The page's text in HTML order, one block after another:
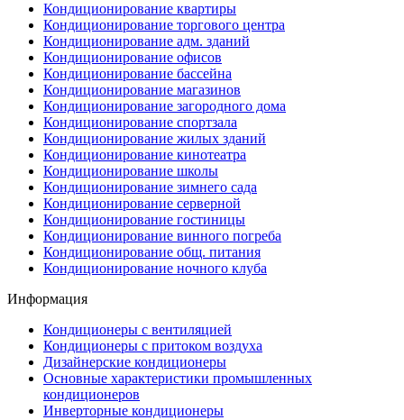
Кондиционирование квартиры
Кондиционирование торгового центра
Кондиционирование адм. зданий
Кондиционирование офисов
Кондиционирование бассейна
Кондиционирование магазинов
Кондиционирование загородного дома
Кондиционирование спортзала
Кондиционирование жилых зданий
Кондиционирование кинотеатра
Кондиционирование школы
Кондиционирование зимнего сада
Кондиционирование серверной
Кондиционирование гостиницы
Кондиционирование винного погреба
Кондиционирование общ. питания
Кондиционирование ночного клуба
Информация
Кондиционеры с вентиляцией
Кондиционеры с притоком воздуха
Дизайнерские кондиционеры
Основные характеристики промышленных
кондиционеров
Инверторные кондиционеры